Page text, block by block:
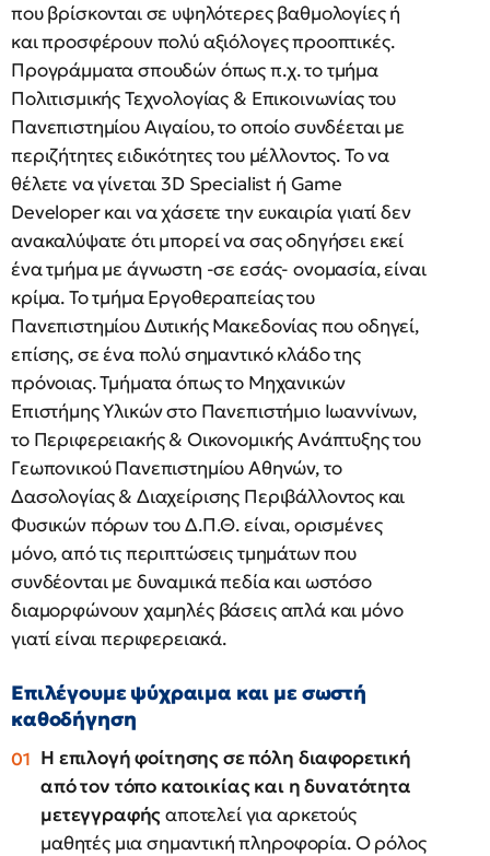
που βρίσκονται σε υψηλότερες βαθμολογίες ή
και προσφέρουν πολύ αξιόλογες προοπτικές.
Προγράμματα σπουδών όπως π.χ. το τμήμα
Πολιτισμικής Τεχνολογίας & Επικοινωνίας του
Πανεπιστημίου Αιγαίου, το οποίο συνδέεται με
περιζήτητες ειδικότητες του μέλλοντος. Το να
θέλετε να γίνεται 3D Specialist ή Game
Developer και να χάσετε την ευκαιρία γιατί δεν
ανακαλύψατε ότι μπορεί να σας οδηγήσει εκεί
ένα τμήμα με άγνωστη -σε εσάς- ονομασία, είναι
κρίμα. Το τμήμα Εργοθεραπείας του
Πανεπιστημίου Δυτικής Μακεδονίας που οδηγεί,
επίσης, σε ένα πολύ σημαντικό κλάδο της
πρόνοιας. Τμήματα όπως το Μηχανικών
Επιστήμης Υλικών στο Πανεπιστήμιο Ιωαννίνων,
το Περιφερειακής & Οικονομικής Ανάπτυξης του
Γεωπονικού Πανεπιστημίου Αθηνών, το
Δασολογίας & Διαχείρισης Περιβάλλοντος και
Φυσικών πόρων του Δ.Π.Θ. είναι, ορισμένες
μόνο, από τις περιπτώσεις τμημάτων που
συνδέονται με δυναμικά πεδία και ωστόσο
διαμορφώνουν χαμηλές βάσεις απλά και μόνο
γιατί είναι περιφερειακά.
Επιλέγουμε ψύχραιμα και με σωστή
καθοδήγηση
Η επιλογή φοίτησης σε πόλη διαφορετική
από τον τόπο κατοικίας και η δυνατότητα
μετεγγραφήςαποτελεί για αρκετούς
μαθητές μια σημαντική πληροφορία. Ο ρόλος